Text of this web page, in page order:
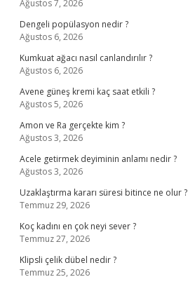
Ağustos 7, 2026
Dengeli popülasyon nedir ?
Ağustos 6, 2026
Kumkuat ağacı nasıl canlandırılır ?
Ağustos 6, 2026
Avene güneş kremi kaç saat etkili ?
Ağustos 5, 2026
Amon ve Ra gerçekte kim ?
Ağustos 3, 2026
Acele getirmek deyiminin anlamı nedir ?
Ağustos 3, 2026
Uzaklaştırma kararı süresi bitince ne olur ?
Temmuz 29, 2026
Koç kadını en çok neyi sever ?
Temmuz 27, 2026
Klipsli çelik dübel nedir ?
Temmuz 25, 2026